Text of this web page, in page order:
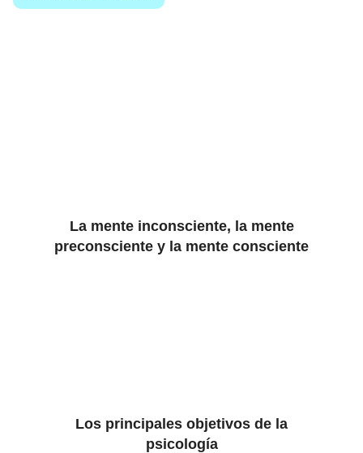
La mente inconsciente, la mente
preconsciente y la mente consciente
Los principales objetivos de la
psicología